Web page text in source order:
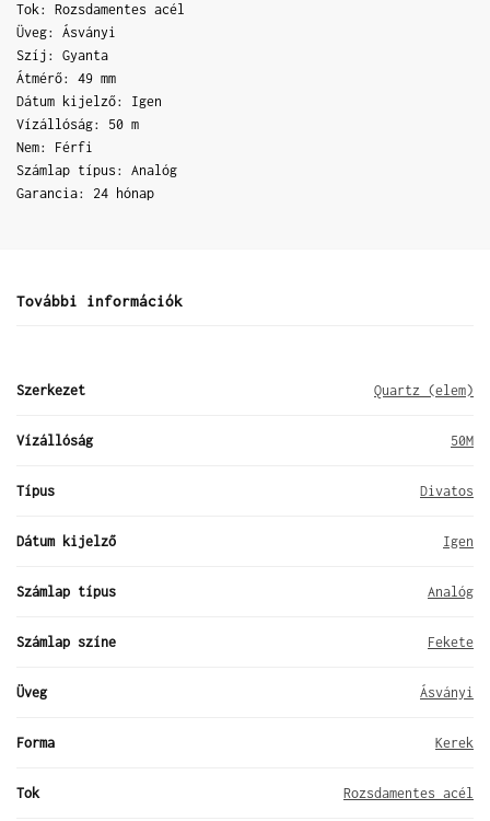
Tok: Rozsdamentes acél
Üveg: Ásványi
Szíj: Gyanta
Átmérő: 49 mm
Dátum kijelző: Igen
Vízállóság: 50 m
Nem: Férfi
Számlap típus: Analóg
Garancia: 24 hónap
További információk
Szerkezet Quartz (elem)
Vízállóság 50M
Típus Divatos
Dátum kijelző Igen
Számlap típus Analóg
Számlap színe Fekete
Üveg Ásványi
Forma Kerek
Tok Rozsdamentes acél